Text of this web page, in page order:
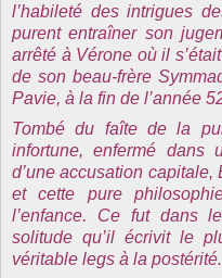
l’habileté des intrigues
purent entraîner son
arrêté à Vérone où il
de son beau-frère
Pavie, à la fin de l’année
Tombé du faîte de la
infortune, enfermé dans
d’une accusation capitale,
et cette pure
l’enfance. Ce fut dans
solitude qu’il écrivit le
véritable legs à la postérité.